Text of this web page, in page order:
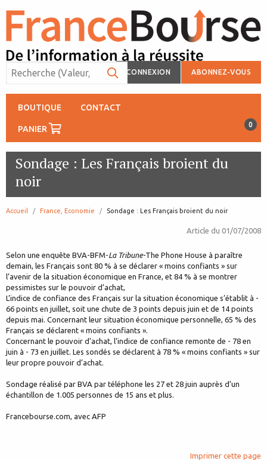
CONNEXION ABONNEZ-VOUS
BOUTIQUE CONTACT
PANIER 0
Sondage : Les Français broient du
noir
Accueil France, Economie page:
Sondage : Les Français broient du noir
Article du 01/07/2008
Selon une enquête BVA-BFM-La Tribune-The Phone House à paraître
demain, les Français sont 80 % à se déclarer « moins confiants » sur
l’avenir de la situation économique en France, et 84 % à se montrer
pessimistes sur le pouvoir d’achat,
L’indice de confiance des Français sur la situation économique s’établit à -
66 points en juillet, soit une chute de 3 points depuis juin et de 14 points
depuis mai. Concernant leur situation économique personnelle, 65 % des
Français se déclarent « moins confiants ».
Concernant le pouvoir d’achat, l’indice de confiance remonte de - 78 en
juin à - 73 en juillet. Les sondés se déclarent à 78 % « moins confiants » sur
leur propre pouvoir d’achat.
Sondage réalisé par BVA par téléphone les 27 et 28 juin auprès d’un
échantillon de 1.005 personnes de 15 ans et plus.
Francebourse.com, avec AFP
Imprimer cette page